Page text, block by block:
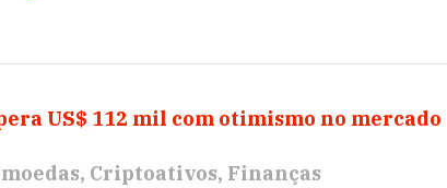
US$ 112 mil com otimismo no mercado
Criptoativos Finanças